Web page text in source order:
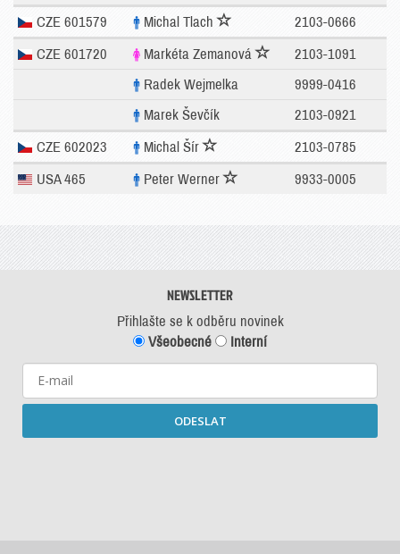
CZE 601579 Michal Tlach 2103-0666
CZE 601720 Markéta Zemanová
2103-1091
Radek Wejmelka
9999-0416
Marek Ševčík
2103-0921
CZE 602023 Michal Šír 2103-0785
USA 465 Peter Werner 9933-0005
NEWSLETTER
Přihlašte se k odběru novinek
Všeobecné
Interní
ODESLAT